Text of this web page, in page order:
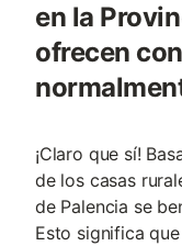
en la
ofrecen
¡Claro que sí!
de los casas
de Palencia se
Esto significa